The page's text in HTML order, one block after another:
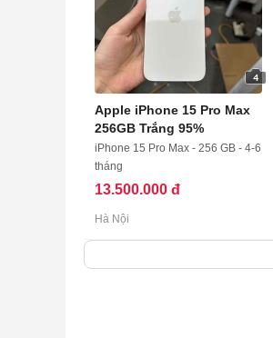
4
Apple iPhone 15 Pro Max
256GB Trắng 95%
iPhone 15 Pro Max - 256 GB - 4-6
tháng
13.500.000 đ
Hà Nội